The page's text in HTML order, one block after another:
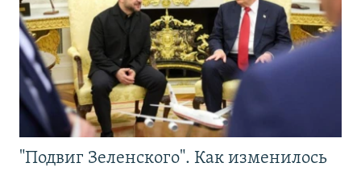
"Подвиг Зеленского". Как изменилось